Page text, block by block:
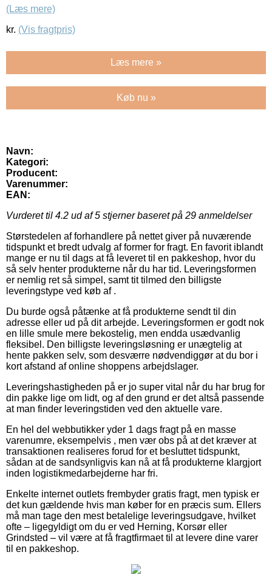
(Læs mere)
kr. (Vis fragtpris)
Læs mere »
Køb nu »
Navn:
Kategori:
Producent:
Varenummer:
EAN:
Vurderet til 4.2 ud af 5 stjerner baseret på 29 anmeldelser
Størstedelen af forhandlere på nettet giver på nuværende
tidspunkt et bredt udvalg af former for fragt. En favorit iblandt
mange er nu til dags at få leveret til en pakkeshop, hvor du
så selv henter produkterne når du har tid. Leveringsformen
er nemlig ret så simpel, samt tit tilmed den billigste
leveringstype ved køb af .
Du burde også påtænke at få produkterne sendt til din
adresse eller ud på dit arbejde. Leveringsformen er godt nok
en lille smule mere bekostelig, men endda usædvanlig
fleksibel. Den billigste leveringsløsning er unægtelig at
hente pakken selv, som desværre nødvendiggør at du bor i
kort afstand af online shoppens arbejdslager.
Leveringshastigheden på er jo super vital når du har brug for
din pakke lige om lidt, og af den grund er det altså passende
at man finder leveringstiden ved den aktuelle vare.
En hel del webbutikker yder 1 dags fragt på en masse
varenumre, eksempelvis , men vær obs på at det kræver at
transaktionen realiseres forud for et besluttet tidspunkt,
sådan at de sandsynligvis kan nå at få produkterne klargjort
inden logistikmedarbejderne har fri.
Enkelte internet outlets frembyder gratis fragt, men typisk er
det kun gældende hvis man køber for en præcis sum. Ellers
må man tage den mest betalelige leveringsudgave, hvilket
ofte – ligegyldigt om du er ved Herning, Korsør eller
Grindsted – vil være at få fragtfirmaet til at levere dine varer
til en pakkeshop.